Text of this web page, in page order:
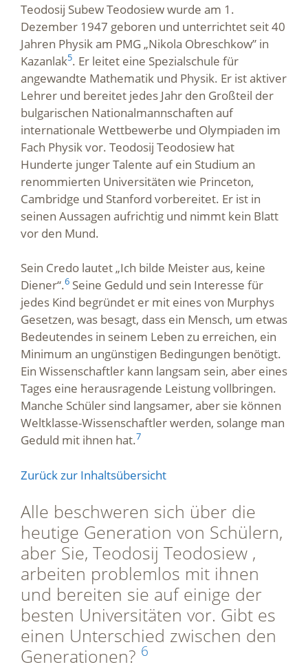
Teodosij Subew Teodosiew wurde am 1.
Dezember 1947 geboren und unterrichtet seit 40
Jahren Physik am PMG „Nikola Obreschkow” in
Kazanlak5. Er leitet eine Spezialschule für
angewandte Mathematik und Physik. Er ist aktiver
Lehrer und bereitet jedes Jahr den Großteil der
bulgarischen Nationalmannschaften auf
internationale Wettbewerbe und Olympiaden im
Fach Physik vor. Teodosij Teodosiew hat
Hunderte junger Talente auf ein Studium an
renommierten Universitäten wie Princeton,
Cambridge und Stanford vorbereitet. Er ist in
seinen Aussagen aufrichtig und nimmt kein Blatt
vor den Mund.
Sein Credo lautet „Ich bilde Meister aus, keine
Diener“.6 Seine Geduld und sein Interesse für
jedes Kind begründet er mit eines von Murphys
Gesetzen, was besagt, dass ein Mensch, um etwas
Bedeutendes in seinem Leben zu erreichen, ein
Minimum an ungünstigen Bedingungen benötigt.
Ein Wissenschaftler kann langsam sein, aber eines
Tages eine herausragende Leistung vollbringen.
Manche Schüler sind langsamer, aber sie können
Weltklasse-Wissenschaftler werden, solange man
Geduld mit ihnen hat.7
Zurück zur Inhaltsübersicht
Alle beschweren sich über die
heutige Generation von Schülern,
aber Sie, Teodosij Teodosiew ,
arbeiten problemlos mit ihnen
und bereiten sie auf einige der
besten Universitäten vor. Gibt es
einen Unterschied zwischen den
Generationen? 6